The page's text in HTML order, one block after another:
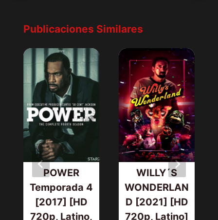
Publicaciones Similares
POWER
Temporada 4
[2017] [HD
720p, Latino,
WILLY´S
WONDERLAN
D [2021] [HD
720p, Latino]